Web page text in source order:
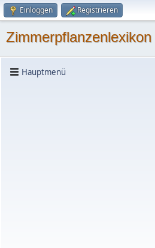
Einloggen Registrieren
Zimmerpflanzenlexikon
Hauptmenü